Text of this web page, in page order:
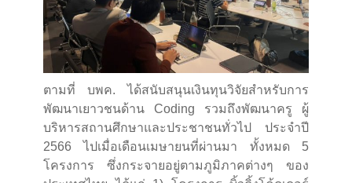
ตามที่ บพค. ได้สนับสนุนเงินทุนวิจัยสำหรับการ
พัฒนาเยาวชนด้าน Coding รวมถึงพัฒนาครู ผู้
บริหารสถานศึกษาและประชาชนทั่วไป ประจำปี
2566 ไปเมื่อเดือนเมษายนที่ผ่านมา ทั้งหมด 5
โครงการ ซึ่งกระจายอยู่ตามภูมิภาคต่างๆ ของ